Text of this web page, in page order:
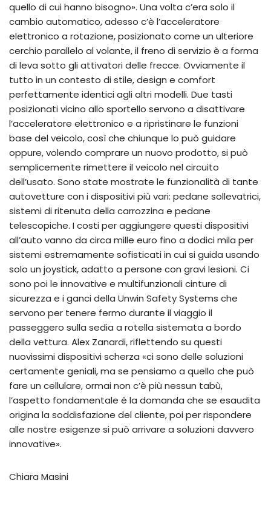
quello di cui hanno bisogno». Una volta c’era solo il
cambio automatico, adesso c’è l’acceleratore
elettronico a rotazione, posizionato come un ulteriore
cerchio parallelo al volante, il freno di servizio è a forma
di leva sotto gli attivatori delle frecce. Ovviamente il
tutto in un contesto di stile, design e comfort
perfettamente identici agli altri modelli. Due tasti
posizionati vicino allo sportello servono a disattivare
l’acceleratore elettronico e a ripristinare le funzioni
base del veicolo, così che chiunque lo può guidare
oppure, volendo comprare un nuovo prodotto, si può
semplicemente rimettere il veicolo nel circuito
dell’usato. Sono state mostrate le funzionalità di tante
autovetture con i dispositivi più vari: pedane sollevatrici,
sistemi di ritenuta della carrozzina e pedane
telescopiche. I costi per aggiungere questi dispositivi
all’auto vanno da circa mille euro fino a dodici mila per
sistemi estremamente sofisticati in cui si guida usando
solo un joystick, adatto a persone con gravi lesioni. Ci
sono poi le innovative e multifunzionali cinture di
sicurezza e i ganci della Unwin Safety Systems che
servono per tenere fermo durante il viaggio il
passeggero sulla sedia a rotella sistemata a bordo
della vettura. Alex Zanardi, riflettendo su questi
nuovissimi dispositivi scherza «ci sono delle soluzioni
certamente geniali, ma se pensiamo a quello che può
fare un cellulare, ormai non c’è più nessun tabù,
l’aspetto fondamentale è la domanda che se esaudita
origina la soddisfazione del cliente, poi per rispondere
alle nostre esigenze si può arrivare a soluzioni davvero
innovative».
Chiara Masini